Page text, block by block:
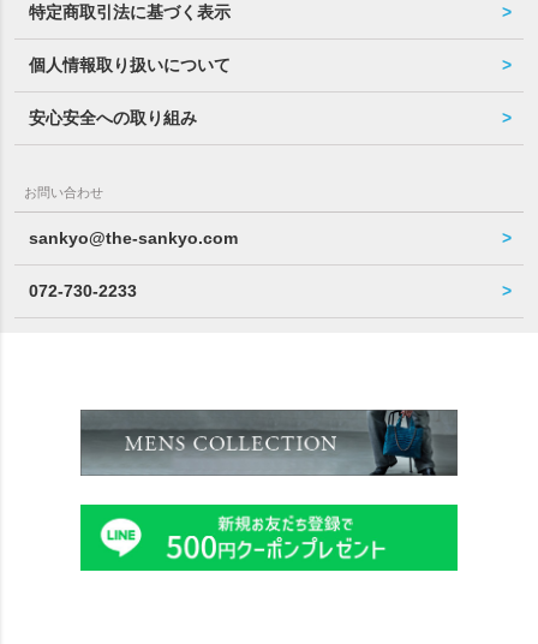
特定商取引法に基づく表示
個人情報取り扱いについて
安心安全への取り組み
お問い合わせ
sankyo@the-sankyo.com
072-730-2233